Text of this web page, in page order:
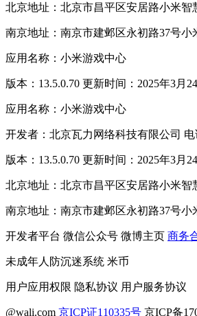
北京地址：北京市昌平区安居路小米智
南京地址：南京市建邺区永初路37号小
应用名称：小米游戏中心
版本：13.5.0.70 更新时间：2025年3月
应用名称：小米游戏中心
开发者：北京瓦力网络科技有限公司 电
版本：13.5.0.70 更新时间：2025年3月
北京地址：北京市昌平区安居路小米智
南京地址：南京市建邺区永初路37号小
开发者平台 微信公众号 微博主页 商务
未成年人防沉迷系统 米币
用户应用权限 隐私协议 用户服务协议
@wali.com 京ICP证110335号 京ICP备